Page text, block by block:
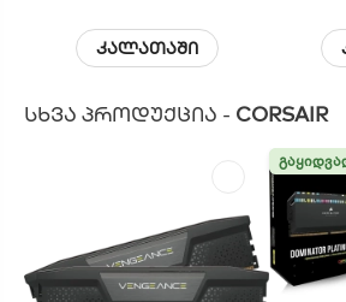
კალათაში
ᲡᲮᲕᲐ ᲞᲠᲝᲓᲣᲥᲪᲘᲐ - CORSAIR